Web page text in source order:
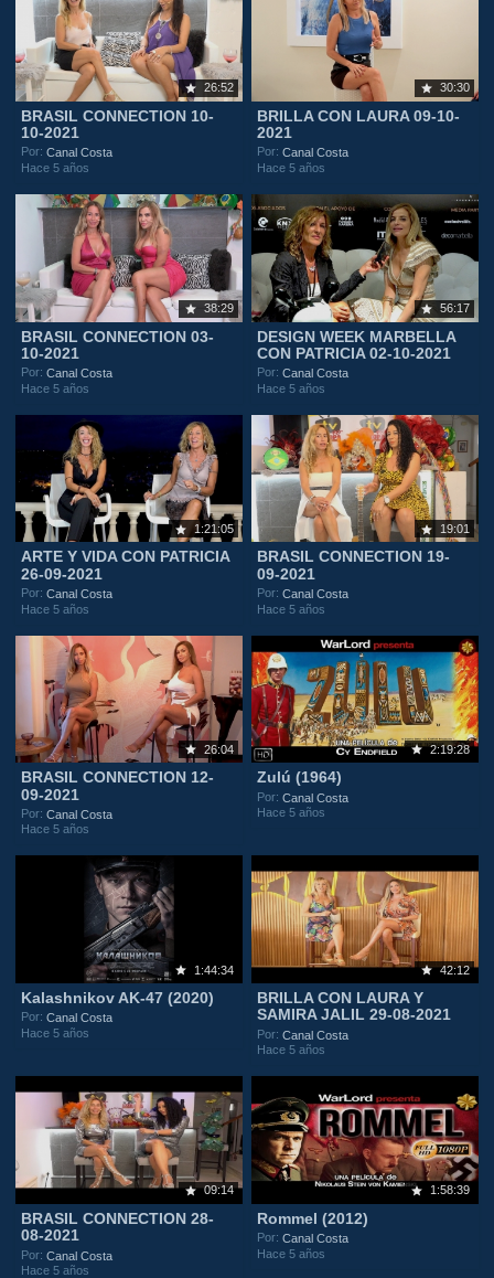
26:52
BRASIL CONNECTION 10-
10-2021
Por:Canal Costa
Hace 5 años
30:30
BRILLA CON LAURA 09-10-
2021
Por:Canal Costa
Hace 5 años
38:29
BRASIL CONNECTION 03-
10-2021
Por:Canal Costa
Hace 5 años
56:17
DESIGN WEEK MARBELLA
CON PATRICIA 02-10-2021
Por:Canal Costa
Hace 5 años
1:21:05
ARTE Y VIDA CON PATRICIA
26-09-2021
Por:Canal Costa
Hace 5 años
19:01
BRASIL CONNECTION 19-
09-2021
Por:Canal Costa
Hace 5 años
26:04
BRASIL CONNECTION 12-
09-2021
Por:Canal Costa
Hace 5 años
2:19:28
Zulú (1964)
Por:Canal Costa
Hace 5 años
1:44:34
Kalashnikov AK-47 (2020)
Por:Canal Costa
Hace 5 años
42:12
BRILLA CON LAURA Y
SAMIRA JALIL 29-08-2021
Por:Canal Costa
Hace 5 años
09:14
BRASIL CONNECTION 28-
08-2021
Por:Canal Costa
Hace 5 años
1:58:39
Rommel (2012)
Por:Canal Costa
Hace 5 años